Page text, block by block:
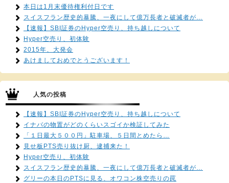
本日は1月末優待権利付日です
スイスフラン歴史的暴騰、一夜にして億万長者と破滅者が…
【速報】SBI証券のHyper空売り、持ち越しについて
Hyper空売り、初体験
2015年、大発会
あけましておめでとうございます！
人気の投稿
【速報】SBI証券のHyper空売り、持ち越しについて
イナバの物置がどのくらいスゴイか検証してみた
「１日最大５００円」駐車場、５日間とめたら…
見せ板PTS売り抜け厨、逮捕来た！
Hyper空売り、初体験
スイスフラン歴史的暴騰、一夜にして億万長者と破滅者が…
グリーの本日のPTSに見る、オワコン株空売りの罠